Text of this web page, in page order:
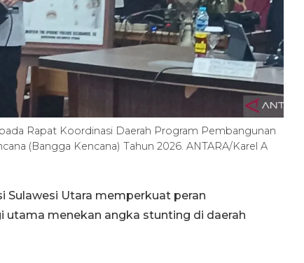
Rapat Koordinasi Daerah Program Pembangunan
(Bangga Kencana) Tahun 2026. ANTARA/Karel A
Sulawesi Utara memperkuat peran
menekan angka stunting di daerah